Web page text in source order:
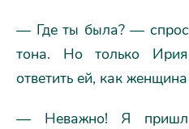
— Где ты была? —
тона. Но только
ответить ей, как
— Неважно! Я